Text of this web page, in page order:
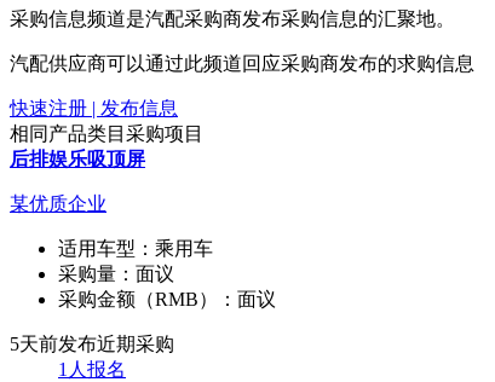
采购信息频道是汽配采购商发布采购信息的汇聚地。
汽配供应商可以通过此频道回应采购商发布的求购信息
快速注册 | 发布信息
相同产品类目采购项目
后排娱乐吸顶屏
某优质企业
适用车型： 乘用车
采购量： 面议
采购金额（RMB）： 面议
5天前发布近期采购
1人报名